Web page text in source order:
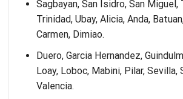
Sagbayan, San Isidro, San Miguel,
Trinidad, Ubay, Alicia, Anda,
Carmen, Dimiao.
Duero, Garcia Hernandez,
Loay, Loboc, Mabini, Pilar, Sevilla,
Valencia.